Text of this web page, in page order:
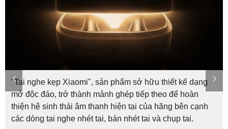
​"Tai nghe kẹp Xiaomi", sản phẩm sở hữu thiết kế dạng
mở độc đáo, trở thành mảnh ghép tiếp theo để hoàn
thiện hệ sinh thái âm thanh hiện tại của hãng bên cạnh
các dòng tai nghe nhét tai, bán nhét tai và chụp tai.